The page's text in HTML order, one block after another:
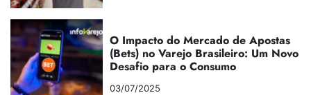
O Impacto do Mercado de Apostas
(Bets) no Varejo Brasileiro: Um Novo
Desafio para o Consumo
03/07/2025